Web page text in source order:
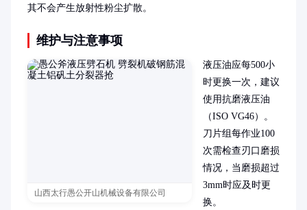
其不会产生放射性粉尘扩散。
维护与注意事项
山西太行愚公开山机械设备有限公司
液压油应每500小
时更换一次，建议
使用抗磨液压油
（ISO VG46）。
刀片组每作业100
次需检查刃口磨损
情况，当磨损超过
3mm时应及时更
换。